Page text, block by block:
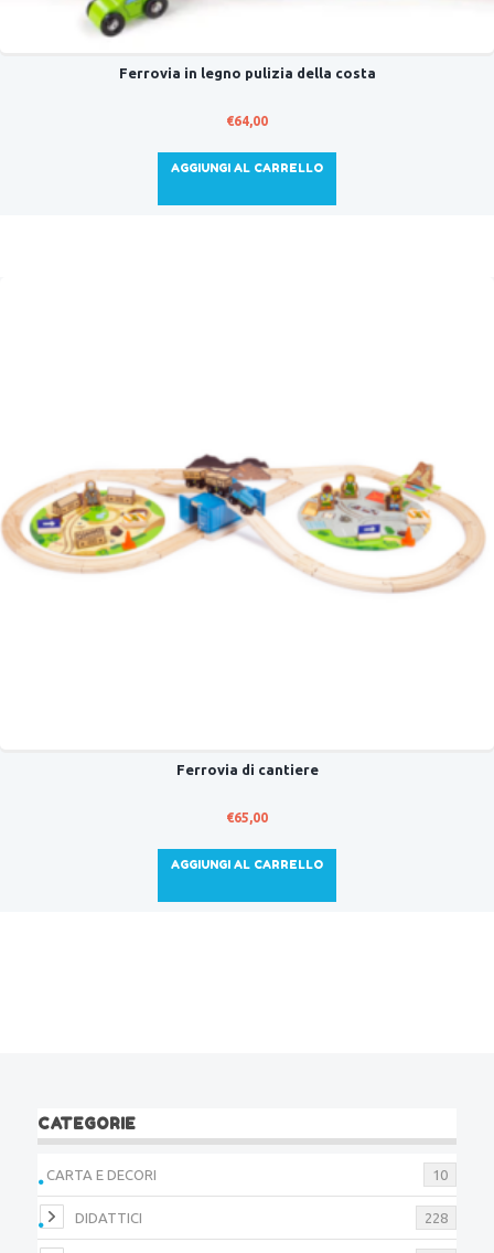
Ferrovia in legno pulizia della costa
€64,00
AGGIUNGI AL CARRELLO
Ferrovia di cantiere
€65,00
AGGIUNGI AL CARRELLO
CATEGORIE
CARTA E DECORI 10
DIDATTICI 228